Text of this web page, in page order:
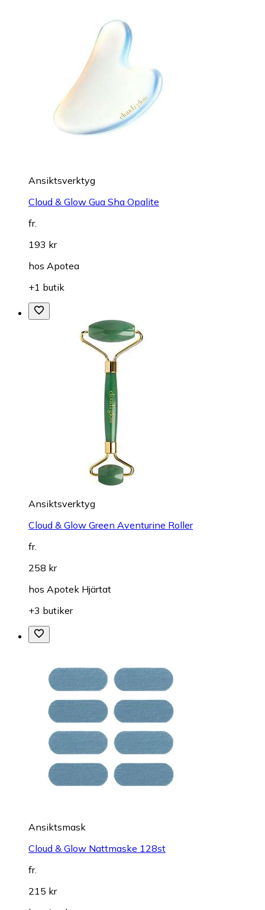
Ansiktsverktyg
Cloud & Glow Gua Sha Opalite
fr.
193 kr
hos Apotea
+1 butik
Ansiktsverktyg
Cloud & Glow Green Aventurine Roller
fr.
258 kr
hos Apotek Hjärtat
+3 butiker
Ansiktsmask
Cloud & Glow Nattmaske 128st
fr.
215 kr